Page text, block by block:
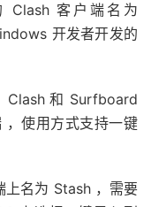
Clash 客户端名为
开发者开发的
Clash 和 Surfboard
，使用方式支持一键
名为 Stash ，需要